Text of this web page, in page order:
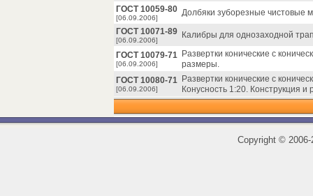
ГОСТ 10059-80
[06.09.2006]
Долбяки зуборезные чистовые
ГОСТ 10071-89
[06.09.2006]
Калибры для однозаходной
ГОСТ 10079-71
[06.09.2006]
Развертки конические с
размеры.
ГОСТ 10080-71
[06.09.2006]
Развертки конические с
Конусность 1:20. Конструкция и
Copyright ©